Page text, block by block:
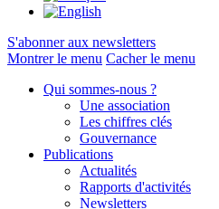
S'abonner aux newsletters
Montrer le menu Cacher le menu
Qui sommes-nous ?
Une association
Les chiffres clés
Gouvernance
Publications
Actualités
Rapports d'activités
Newsletters